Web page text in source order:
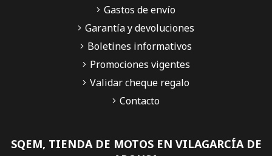
SQEM, TIENDA DE MOTOS EN VILAGARCÍA DE
Gastos de envío
Garantía y devoluciones
Boletines informativos
Promociones vigentes
Validar cheque regalo
Contacto